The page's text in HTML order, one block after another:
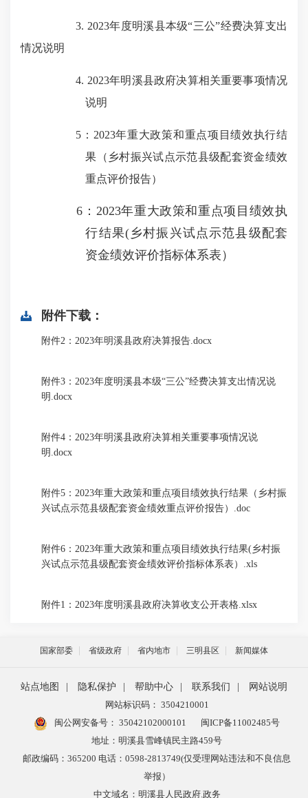
3. 2023年度明溪县本级“三公”经费决算支出
情况说明
4. 2023年明溪县政府决算相关重要事项情况
说明
5 ： 2023年重大政策和重点项目绩效执行结
果（乡村振兴试点示范县级配套资金绩效
重点评价报告）
6 ： 2023年重大政策和重点项目绩效执
行结果(乡村振兴试点示范县级配套
资金绩效评价指标体系表）
附件下载：
附件2：2023年明溪县政府决算报告.docx
附件3：2023年度明溪县本级“三公”经费决算支出情况说
明.docx
附件4：2023年明溪县政府决算相关重要事项情况说
明.docx
附件5：2023年重大政策和重点项目绩效执行结果（乡村振
兴试点示范县级配套资金绩效重点评价报告）.doc
附件6：2023年重大政策和重点项目绩效执行结果(乡村振
兴试点示范县级配套资金绩效评价指标体系表）.xls
附件1：2023年度明溪县政府决算收支公开表格.xlsx
国家部委 省级政府 省内地市 三明县区 新闻媒体
站点地图 隐私保护 帮助中心 联系我们
网站说明
网站标识码： 3504210001
闽公网安备号： 35042102000101
闽ICP备11002485号
地址：明溪县雪峰镇民主路459号
邮政编码：365200 电话：0598-2813749(仅受理网站违法和不良信息
举报）
中文域名：明溪县人民政府.政务